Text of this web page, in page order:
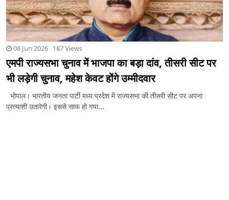
08 Jun 2026 187 Views
एमपी राज्यसभा चुनाव में भाजपा का बड़ा दांव, तीसरी सीट पर
भी लड़ेगी चुनाव, महेश केवट होंगे उम्मीदवार
भोपाल। भारतीय जनता पार्टी मध्य प्रदेश में राज्यसभा की तीसरी सीट पर अपना
प्रत्याशी उतारेगी। इससे साफ हो गया...